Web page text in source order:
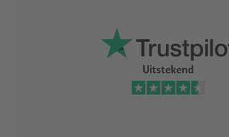
Uitstekend